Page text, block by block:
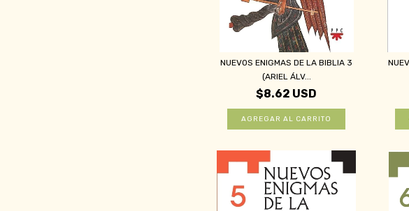
NUEVOS ENIGMAS DE LA BIBLIA 3
(ARIEL ÁLV...
$8.62 USD